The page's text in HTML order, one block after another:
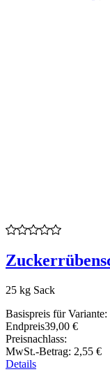
25 kg Sack
Basispreis für Variante:
Endpreis39,00 €
Preisnachlass:
MwSt.-Betrag: 2,55 €
Details